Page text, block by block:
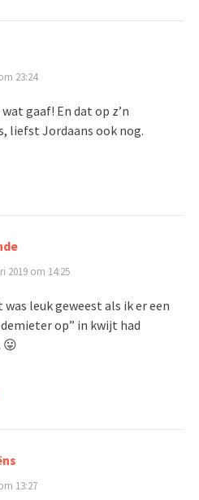
23:24
gaaf! En dat op z’n
liefst Jordaans ook nog.
2019 om 14:25
was leuk geweest als ik er een
op” in kwijt had
😛
13:27